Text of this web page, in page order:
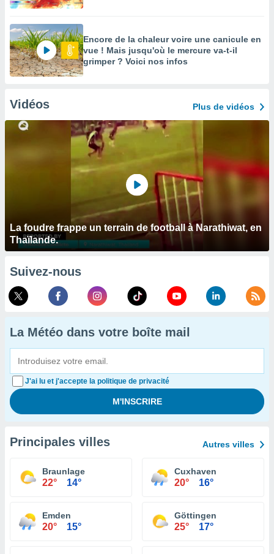
Encore de la chaleur voire une canicule en
vue ! Mais jusqu'où le mercure va-t-il
grimper ? Voici nos infos
Vidéos Plus de vidéos
La foudre frappe un terrain de football à Narathiwat, en
Thaïlande.
Suivez-nous
La Météo dans votre boîte mail
J'ai lu et j'accepte la politique de privacité
Principales villes Autres villes
Braunlage
22° 14°
Cuxhaven
20° 16°
Emden
20° 15°
Göttingen
25° 17°